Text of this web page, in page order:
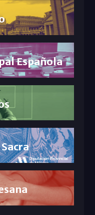
Española